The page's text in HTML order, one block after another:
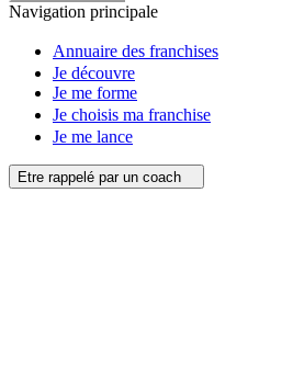
Navigation principale
Annuaire des franchises
Je découvre
Je me forme
Je choisis ma franchise
Je me lance
Etre rappelé par un coach